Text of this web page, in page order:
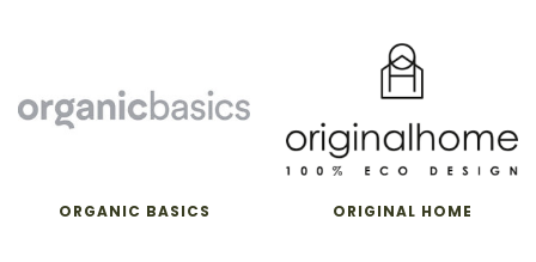
ORGANIC BASICS ORIGINAL HOME